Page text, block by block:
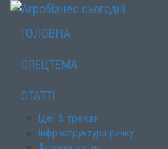
ГОЛОВНА
СПЕЦТЕМА
СТАТТІ
Ідеї & тренди
Інфраструктура ринку